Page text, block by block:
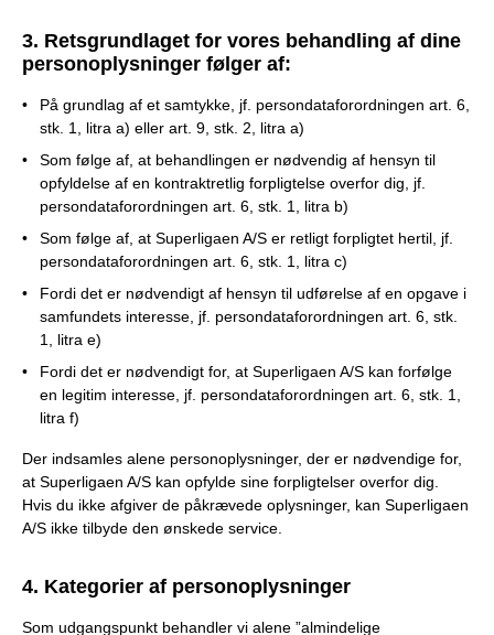
3. Retsgrundlaget for vores behandling af dine
personoplysninger følger af:
På grundlag af et samtykke, jf. persondataforordningen art. 6,
stk. 1, litra a) eller art. 9, stk. 2, litra a)
Som følge af, at behandlingen er nødvendig af hensyn til
opfyldelse af en kontraktretlig forpligtelse overfor dig, jf.
persondataforordningen art. 6, stk. 1, litra b)
Som følge af, at Superligaen A/S er retligt forpligtet hertil, jf.
persondataforordningen art. 6, stk. 1, litra c)
Fordi det er nødvendigt af hensyn til udførelse af en opgave i
samfundets interesse, jf. persondataforordningen art. 6, stk.
1, litra e)
Fordi det er nødvendigt for, at Superligaen A/S kan forfølge
en legitim interesse, jf. persondataforordningen art. 6, stk. 1,
litra f)
Der indsamles alene personoplysninger, der er nødvendige for,
at Superligaen A/S kan opfylde sine forpligtelser overfor dig.
Hvis du ikke afgiver de påkrævede oplysninger, kan Superligaen
A/S ikke tilbyde den ønskede service.
4. Kategorier af personoplysninger
Som udgangspunkt behandler vi alene ”almindelige